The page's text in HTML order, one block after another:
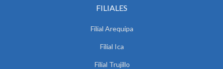
FILIALES
Filial Arequipa
Filial Ica
Filial Trujillo